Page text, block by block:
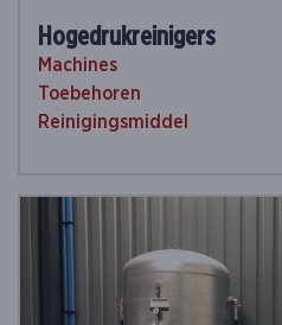
Hogedrukreinigers
Machines
Toebehoren
Reinigingsmiddel